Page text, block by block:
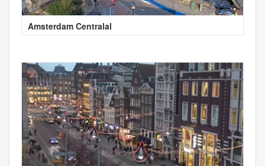
Amsterdam Centralal